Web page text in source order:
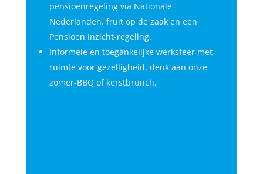
pensioenregeling via Nationale
Nederlanden, fruit op de zaak en een
Pensioen Inzicht-regeling.
Informele en toegankelijke werksfeer met
ruimte voor gezelligheid, denk aan onze
zomer-BBQ of kerstbrunch.